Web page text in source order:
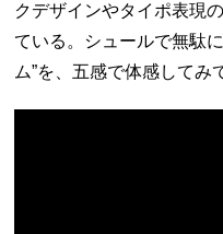
クデザインやタイポ表現
ている。シュールで無駄
ム”を、五感で体感してみ